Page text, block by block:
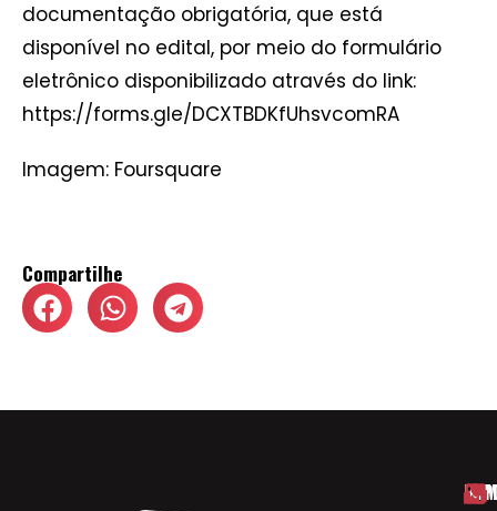
documentação obrigatória, que está
disponível no edital, por meio do formulário
eletrônico disponibilizado através do link:
https://forms.gle/DCXTBDKfUhsvcomRA
Imagem: Foursquare
Compartilhe